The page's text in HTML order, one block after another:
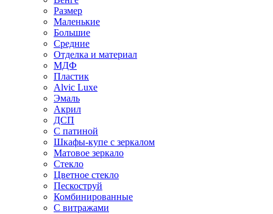
Размер
Маленькие
Большие
Средние
Отделка и материал
МДФ
Пластик
Alvic Luxe
Эмаль
Акрил
ДСП
С патиной
Шкафы-купе с зеркалом
Матовое зеркало
Стекло
Цветное стекло
Пескоструй
Комбинированные
С витражами